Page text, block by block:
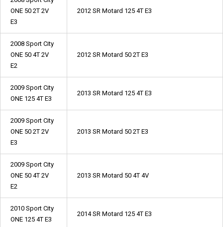
ONE 50 2T 2V
E3
2012 SR Motard 125 4T E3
2008 Sport City
ONE 50 4T 2V
E2
2012 SR Motard 50 2T E3
2009 Sport City
ONE 125 4T E3
2013 SR Motard 125 4T E3
2009 Sport City
ONE 50 2T 2V
E3
2013 SR Motard 50 2T E3
2009 Sport City
ONE 50 4T 2V
E2
2013 SR Motard 50 4T 4V
2010 Sport City
ONE 125 4T E3
2014 SR Motard 125 4T E3